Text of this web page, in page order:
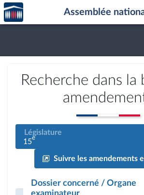
Aller au contenu
Aller en bas de la page
Accèder
à la
page
Assemblée
Recherche dans la
Législature
15e
Suivre les amendements
Dossier concerné / Organe
examinateur